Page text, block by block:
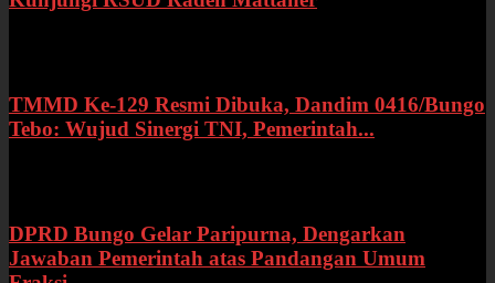
TMMD Ke-129 Resmi Dibuka, Dandim 0416/Bungo
Tebo: Wujud Sinergi TNI, Pemerintah...
DPRD Bungo Gelar Paripurna, Dengarkan
Jawaban Pemerintah atas Pandangan Umum